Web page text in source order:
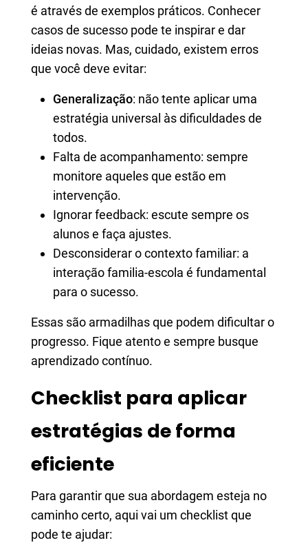
é através de exemplos práticos. Conhecer
casos de sucesso pode te inspirar e dar
ideias novas. Mas, cuidado, existem erros
que você deve evitar:
Generalização: não tente aplicar uma
estratégia universal às dificuldades de
todos.
Falta de acompanhamento: sempre
monitore aqueles que estão em
intervenção.
Ignorar feedback: escute sempre os
alunos e faça ajustes.
Desconsiderar o contexto familiar: a
interação familia-escola é fundamental
para o sucesso.
Essas são armadilhas que podem dificultar o
progresso. Fique atento e sempre busque
aprendizado contínuo.
Checklist para aplicar
estratégias de forma
eficiente
Para garantir que sua abordagem esteja no
caminho certo, aqui vai um checklist que
pode te ajudar: